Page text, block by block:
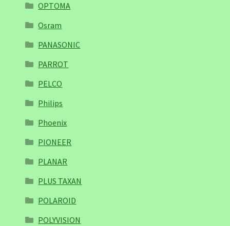
OPTOMA
Osram
PANASONIC
PARROT
PELCO
Philips
Phoenix
PIONEER
PLANAR
PLUS TAXAN
POLAROID
POLYVISION